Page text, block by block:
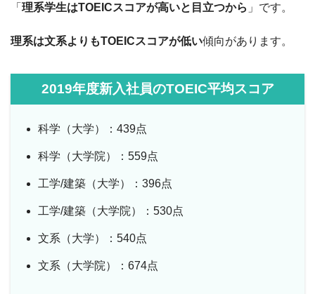
「 理系学生はTOEICスコアが高いと目立つから 」です。
理系は文系よりもTOEICスコアが低い傾向があります。
2019年度新入社員のTOEIC平均スコア
科学（大学）：439点
科学（大学院）：559点
工学/建築（大学）：396点
工学/建築（大学院）：530点
文系（大学）：540点
文系（大学院）：674点